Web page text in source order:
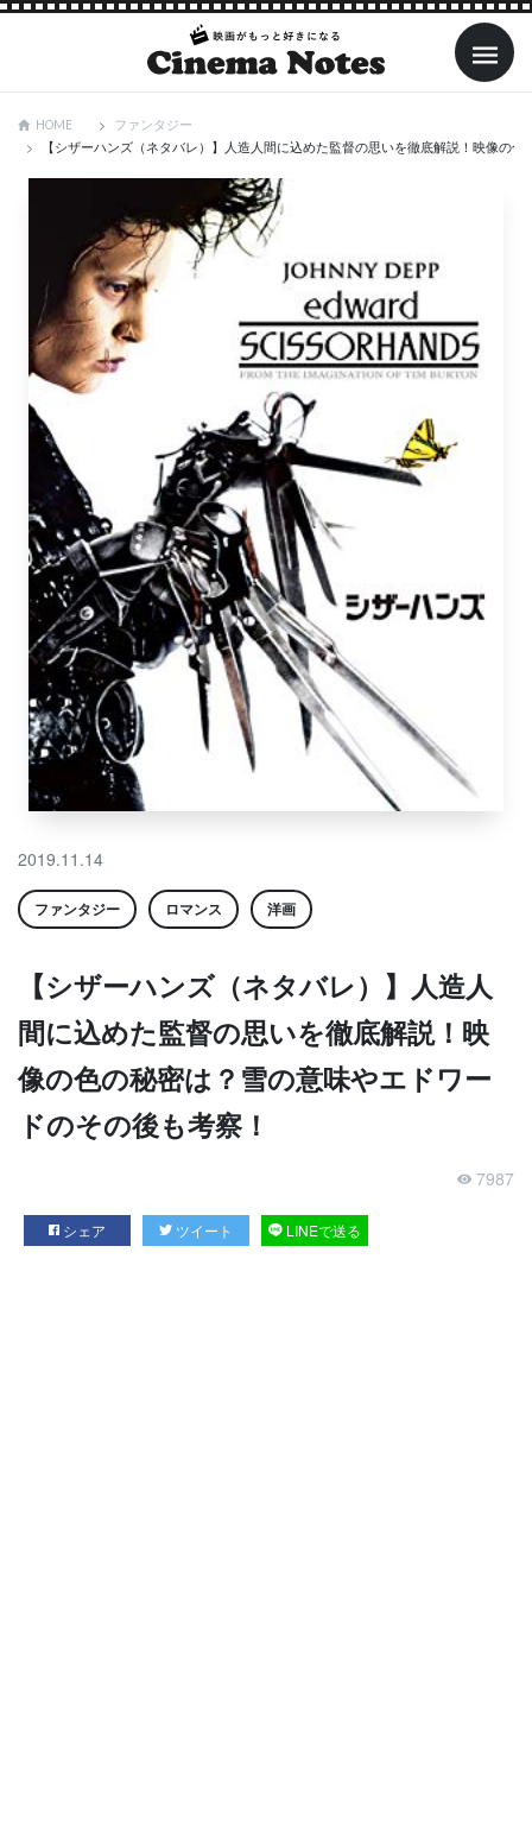
HOME
ファンタジー
【シザーハンズ（ネタバレ）】人造人間に込めた監督の思いを徹底解説！映像の
2019.11.14
ファンタジー ロマンス 洋画
【シザーハンズ（ネタバレ）】人造人
間に込めた監督の思いを徹底解説！映
像の色の秘密は？雪の意味やエドワー
ドのその後も考察！
7987
シェア ツイート LINEで送る